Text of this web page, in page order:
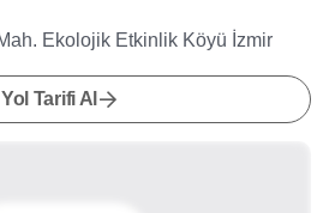
Ekolojik Etkinlik Köyü İzmir
Yol Tarifi Al